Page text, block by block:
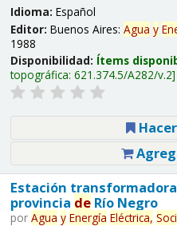
Idioma: Español
Editor: Buenos Aires: Agua y
1988
Disponibilidad: Ítems
topográfica: 621.374.5/A282/v.2
Estación
provincia deRío Negro
por Agua y Energía Eléctrica,